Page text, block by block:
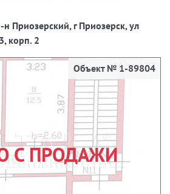
Приозерский, г Приозерск, ул
корп. 2
С ПРОДАЖИ
Объект № 1-89804